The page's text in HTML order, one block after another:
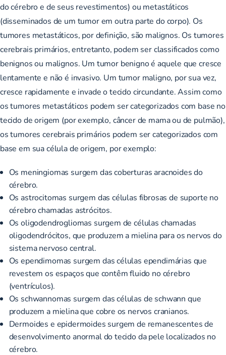
do cérebro e de seus revestimentos) ou metastáticos
(disseminados de um tumor em outra parte do corpo). Os
tumores metastáticos, por definição, são malignos. Os tumores
cerebrais primários, entretanto, podem ser classificados como
benignos ou malignos. Um tumor benigno é aquele que cresce
lentamente e não é invasivo. Um tumor maligno, por sua vez,
cresce rapidamente e invade o tecido circundante. Assim como
os tumores metastáticos podem ser categorizados com base no
tecido de origem (por exemplo, câncer de mama ou de pulmão),
os tumores cerebrais primários podem ser categorizados com
base em sua célula de origem, por exemplo:
Os meningiomas surgem das coberturas aracnoides do
cérebro.
Os astrocitomas surgem das células fibrosas de suporte no
cérebro chamadas astrócitos.
Os oligodendrogliomas surgem de células chamadas
oligodendrócitos, que produzem a mielina para os nervos do
sistema nervoso central.
Os ependimomas surgem das células ependimárias que
revestem os espaços que contêm fluido no cérebro
(ventrículos).
Os schwannomas surgem das células de schwann que
produzem a mielina que cobre os nervos cranianos.
Dermoides e epidermoides surgem de remanescentes de
desenvolvimento anormal do tecido da pele localizados no
cérebro.